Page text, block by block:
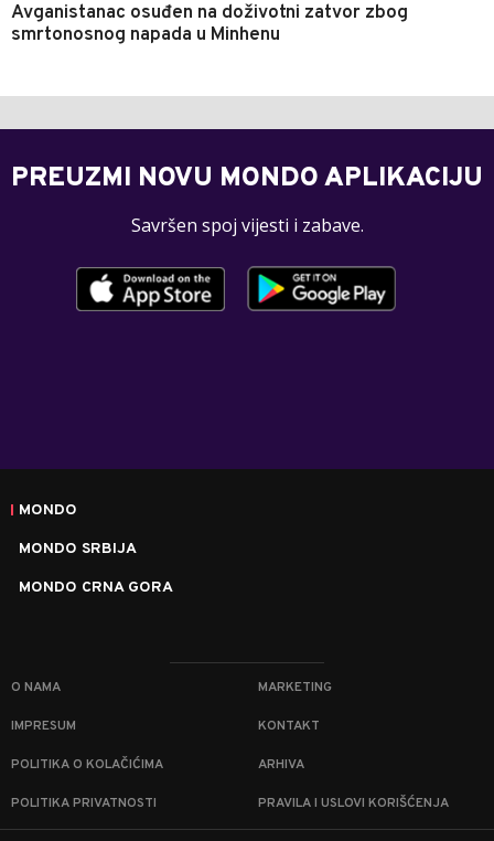
Avganistanac osuđen na doživotni zatvor zbog
smrtonosnog napada u Minhenu
PREUZMI NOVU MONDO APLIKACIJU
Savršen spoj vijesti i zabave.
MONDO
MONDO SRBIJA
MONDO CRNA GORA
O NAMA MARKETING
IMPRESUM KONTAKT
POLITIKA O KOLAČIĆIMA ARHIVA
POLITIKA PRIVATNOSTI PRAVILA I USLOVI KORIŠĆENJA